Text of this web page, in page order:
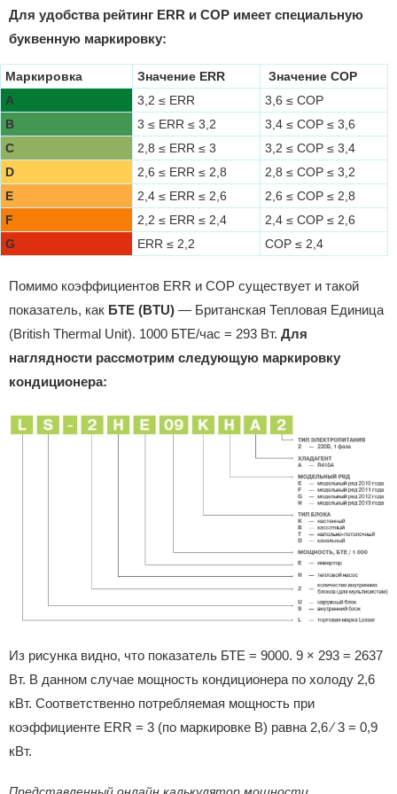
Для удобства рейтинг ERR и COP имеет специальную
буквенную маркировку:
Маркировка Значение ERR
Значение COP
A
3,2 ≤ ERR
3,6 ≤ COP
B
3 ≤ ERR ≤ 3,2
3,4 ≤ COP ≤ 3,6
C
2,8 ≤ ERR ≤ 3
3,2 ≤ COP ≤ 3,4
D
2,6 ≤ ERR ≤ 2,8
2,8 ≤ COP ≤ 3,2
E
2,4 ≤ ERR ≤ 2,6
2,6 ≤ COP ≤ 2,8
F
2,2 ≤ ERR ≤ 2,4
2,4 ≤ COP ≤ 2,6
G
ERR ≤ 2,2 COP ≤ 2,4
Помимо коэффициентов ERR и COP существует и такой
показатель, как БТЕ (BTU) — Британская Тепловая Единица
(British Thermal Unit). 1000 БТЕ/час = 293 Вт. Для
наглядности рассмотрим следующую маркировку
кондиционера:
Из рисунка видно, что показатель БТЕ = 9000. 9 × 293 = 2637
Вт. В данном случае мощность кондиционера по холоду 2,6
кВт. Соответственно потребляемая мощность при
коэффициенте ERR = 3 (по маркировке B) равна 2,6 ⁄ 3 = 0,9
кВт.
Представленный онлайн калькулятор мощности